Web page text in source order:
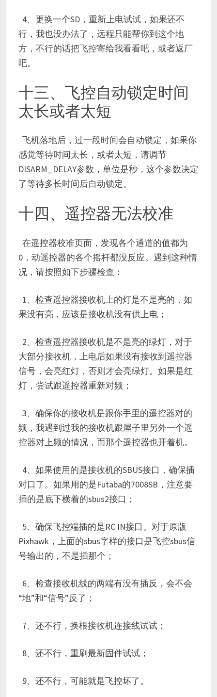
4、更换一个SD，重新上电试试，如果还不
行，我也没办法了，远程只能帮你到这个地
方，不行的话把飞控寄给我看看吧，或者返厂
吧。
十三、飞控自动锁定时间
太长或者太短
飞机落地后，过一段时间会自动锁定，如果你
感觉等待时间太长，或者太短，请调节
DISARM_DELAY参数，单位是秒，这个参数决定
了等待多长时间后自动锁定。
十四、遥控器无法校准
在遥控器校准页面，发现各个通道的值都为
0，动遥控器的各个摇杆都没反应。遇到这种情
况，请按照如下步骤检查：
1、检查遥控器接收机上的灯是不是亮的，如
果没有亮，应该是接收机没有供上电；
2、检查遥控器接收机是不是亮的绿灯，对于
大部分接收机，上电后如果没有接收到遥控器
信号，会亮红灯，否则才会亮绿灯。如果是红
灯，尝试跟遥控器重新对频；
3、确保你的接收机是跟你手里的遥控器对的
频，我遇到过我的接收机跟屋子里另外一个遥
控器对上频的情况，而那个遥控器也开着机。
4、如果使用的是接收机的SBUS接口，确保插
对口了。如果用的是Futaba的7008SB，注意要
插的是底下横着的sbus2接口；
5、确保飞控端插的是RC IN接口。对于原版
Pixhawk，上面的sbus字样的接口是飞控sbus信
号输出的，不是插那个；
6、检查接收机线的两端有没有插反，会不会
“地”和“信号”反了；
7、还不行，换根接收机连接线试试；
8、还不行，重刷最新固件试试；
9、还不行，可能就是飞控坏了。